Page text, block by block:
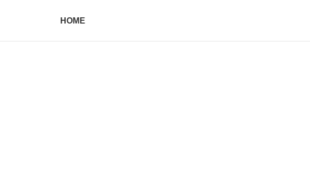
HOME